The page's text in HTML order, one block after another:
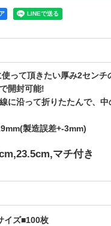
って頂きたい厚み2セン
開封可能!
に沿って折りたたんで、
製造誤差+-3mm)
マチ付き
イズ■100枚